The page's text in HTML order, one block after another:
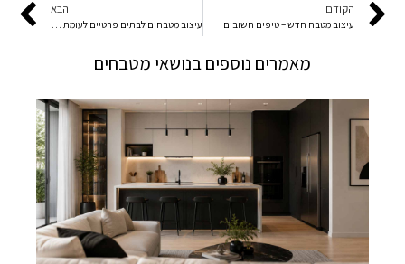
הקודם
עיצוב מטבח חדש – טיפים חשובים
הבא
עיצוב מטבחים לבתים פרטיים לעומת דירות
מאמרים נוספים בנושאי מטבחים